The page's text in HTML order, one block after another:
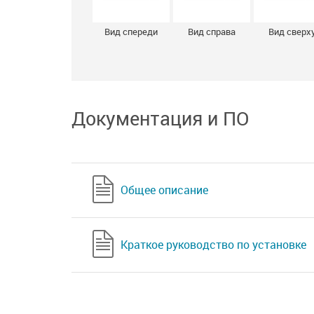
Вид спереди Вид справа Вид
Документация и ПО
Общее описание
Краткое руководство по установке